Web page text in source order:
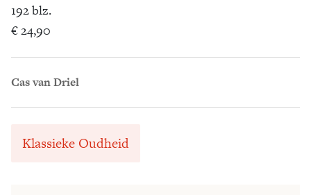
192 blz.
€ 24,90
Cas van Driel
Klassieke Oudheid